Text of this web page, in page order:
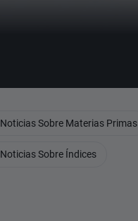
Noticias Sobre Materias Primas
Noticias Sobre Índices